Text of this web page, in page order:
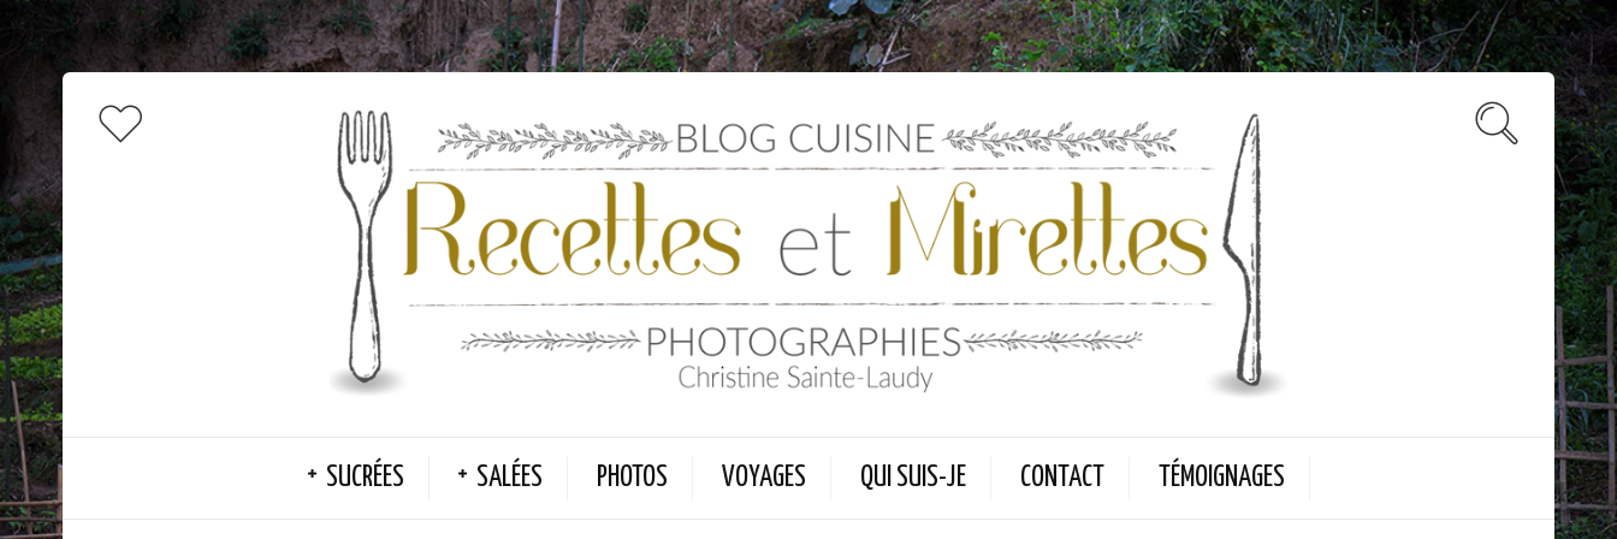
SUCRÉES SALÉES PHOTOS VOYAGES QUI SUIS-JE CONTACT TÉMOIGNAGES